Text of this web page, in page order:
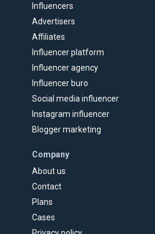
Influencers
Advertisers
Affiliates
Influencer platform
Influencer agency
Influencer buro
Social media influencer
Instagram influencer
Blogger marketing
Company
About us
Contact
Plans
Cases